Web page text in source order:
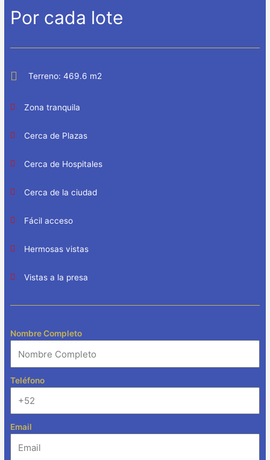
Por cada lote
Terreno: 469.6 m2
Zona tranquila
Cerca de Plazas
Cerca de Hospitales
Cerca de la ciudad
Fácil acceso
Hermosas vistas
Vistas a la presa
Nombre Completo
Teléfono
Email